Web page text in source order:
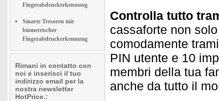
Fingerabdruckerkennung
Smarte Tresoren mit
biometrischer
Fingerabdruckerkennung
Rimani in contatto con
noi e inserisci il tuo
indirizzo email per la
nostra newsletter
HotPrice.:
Controlla tutto
cassaforte non
comodamente
PIN utente e 10
membri della tua
anche da tutto il